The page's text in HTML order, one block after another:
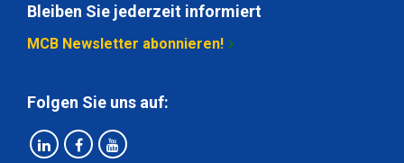
Stück pro KG
Bruttopreis
Artikelnummer
Beschreibung
Bleiben Sie jederzeit informiert
MCB Newsletter abonnieren!
Folgen Sie uns auf: